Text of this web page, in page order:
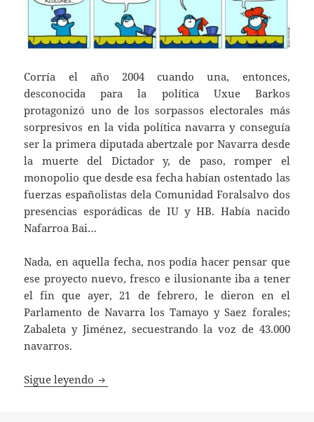
Corría el año 2004 cuando una, entonces,
desconocida para la política Uxue Barkos
protagonizó uno de los sorpassos electorales más
sorpresivos en la vida política navarra y conseguía
ser la primera diputada abertzale por Navarra desde
la muerte del Dictador y, de paso, romper el
monopolio que desde esa fecha habían ostentado las
fuerzas españolistas dela Comunidad Foralsalvo dos
presencias esporádicas de IU y HB. Había nacido
Nafarroa Bai…
Nada, en aquella fecha, nos podía hacer pensar que
ese proyecto nuevo, fresco e ilusionante iba a tener
el fin que ayer, 21 de febrero, le dieron en el
Parlamento de Navarra los Tamayo y Saez forales;
Zabaleta y Jiménez, secuestrando la voz de 43.000
navarros.
Sigue leyendo Tránsfugas